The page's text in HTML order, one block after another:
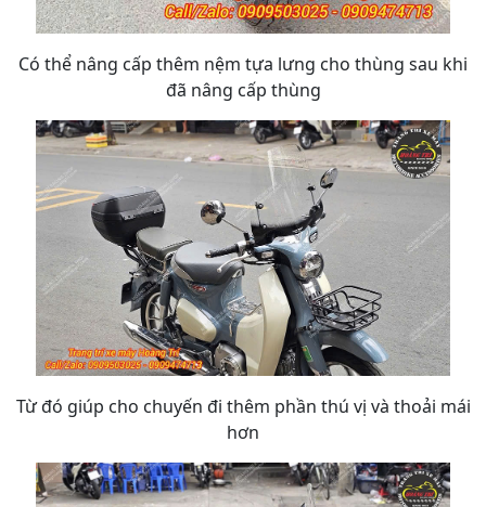
Có thể nâng cấp thêm nệm tựa lưng cho thùng sau khi
đã nâng cấp thùng
Từ đó giúp cho chuyến đi thêm phần thú vị và thoải mái
hơn